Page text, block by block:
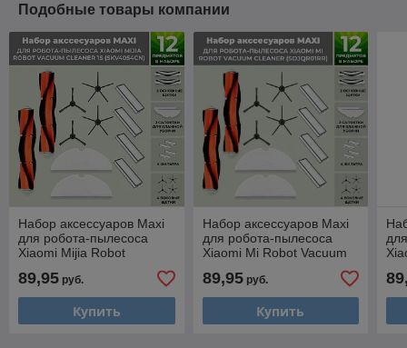
Подобные товары компании
Набор аксессуаров Maxi
для робота-пылесоса
Xiaomi Mijia Robot
(SKV4054CN), черные
боковые
89,95 руб.
Купить
Набор аксессуаров Maxi
для робота-пылесоса
Xiaomi Mi Robot Vacuum
черные боковые щетки
89,95руб.
Купить